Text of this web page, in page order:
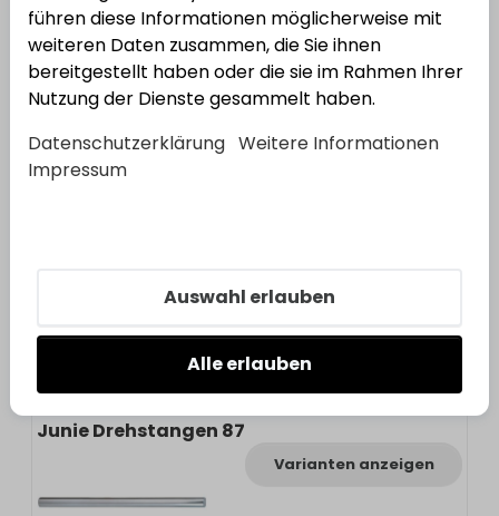
JuNieJunie Drehstangenschloss 7030
Junie Drehstangen 87
Varianten anzeigen
führen diese Informationen möglicherweise mit
weiteren Daten zusammen, die Sie ihnen
bereitgestellt haben oder die sie im Rahmen Ihrer
Nutzung der Dienste gesammelt haben.
Datenschutzerklärung Weitere Informationen
Impressum
Auswahl erlauben
Alle erlauben